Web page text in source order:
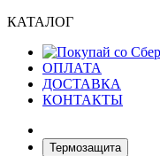
КАТАЛОГ
ОПЛАТА
ДОСТАВКА
КОНТАКТЫ
Термозащита